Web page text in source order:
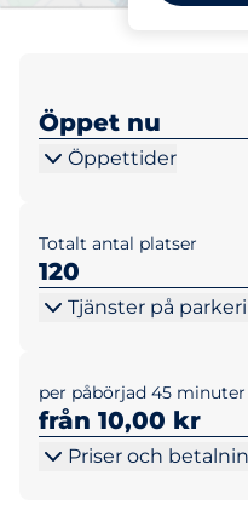
Öppet nu
Öppettider
Totalt antal platser
120
Tjänster på
per påbörjad 45 minuter
från 10,00 kr
Priser och